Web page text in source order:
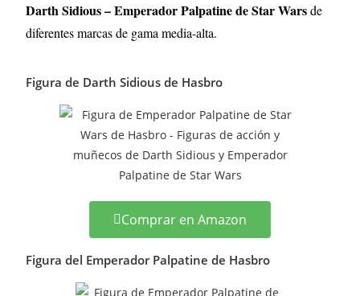
Darth Sidious – Emperador PalpatinedeStar Warsde
diferentes marcas de gama media-alta.
Figura de Darth Sidious de Hasbro
Comprar en Amazon
Figura del Emperador Palpatine de Hasbro